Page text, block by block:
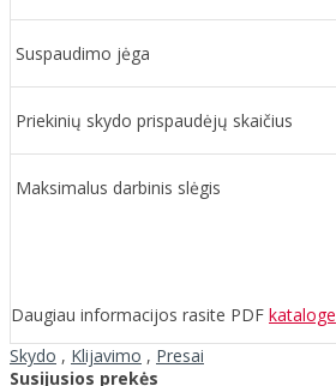
Suspaudimo jėga
Priekinių skydo prispaudėjų skaičius
Maksimalus darbinis slėgis
Daugiau informacijos rasite PDF kataloge
Skydo , Klijavimo , Presai
Susijusios prekės